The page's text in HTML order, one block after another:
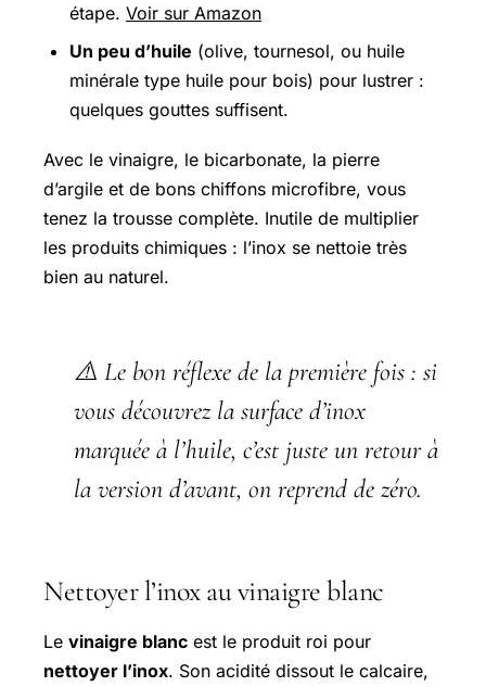
étape. Voir sur Amazon
Un peu d’huile (olive, tournesol, ou huile
minérale type huile pour bois) pour lustrer :
quelques gouttes suffisent.
Avec le vinaigre, le bicarbonate, la pierre
d’argile et de bons chiffons microfibre, vous
tenez la trousse complète. Inutile de multiplier
les produits chimiques : l’inox se nettoie très
bien au naturel.
⚠️ Le bon réflexe de la première fois : si
vous découvrez la surface d’inox
marquée à l’huile, c’est juste un retour à
la version d’avant, on reprend de zéro.
Nettoyer l’inox au vinaigre blanc
Le vinaigre blanc est le produit roi pour
nettoyer l’inox. Son acidité dissout le calcaire,